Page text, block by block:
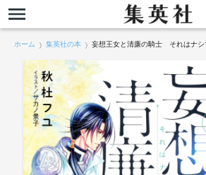
ホーム 集英社の本 妄想王女と清廉の騎士 それはナシ